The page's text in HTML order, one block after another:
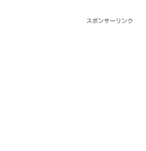
スポンサーリンク